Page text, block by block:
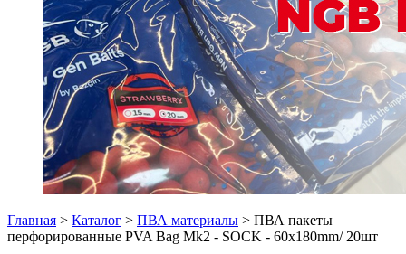
Главная > Каталог > ПВА материалы > ПВА пакеты
перфорированные PVA Bag Mk2 - SOCK - 60x180mm/ 20шт